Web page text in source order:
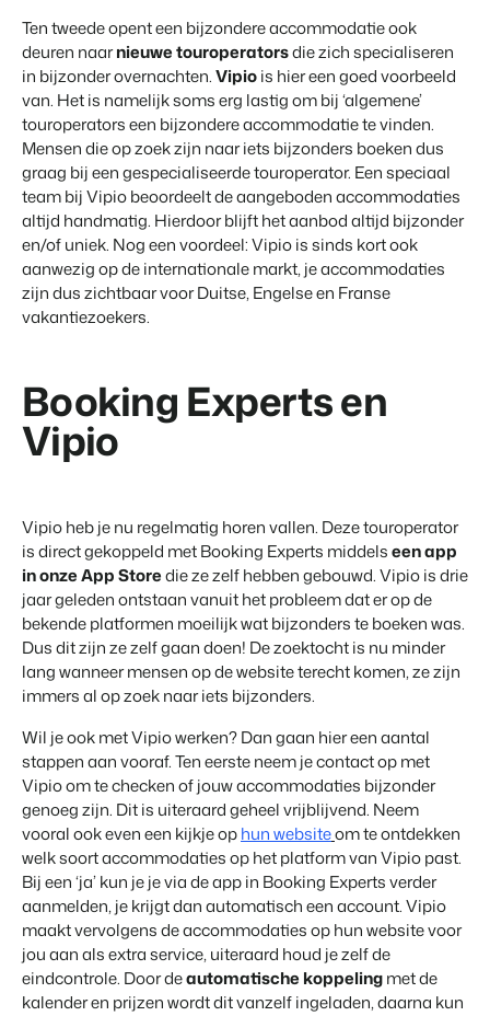
Ten tweede opent een bijzondere accommodatie ook
deuren naarnieuwe touroperatorsdie zich specialiseren
in bijzonder overnachten.Vipiois hier een goed voorbeeld
van. Het is namelijk soms erg lastig om bij ‘algemene’
touroperators een bijzondere accommodatie te vinden.
Mensen die op zoek zijn naar iets bijzonders boeken dus
graag bij een gespecialiseerde touroperator. Een speciaal
team bij Vipio beoordeelt de aangeboden accommodaties
altijd handmatig. Hierdoor blijft het aanbod altijd bijzonder
en/of uniek. Nog een voordeel: Vipio is sinds kort ook
aanwezig op de internationale markt, je accommodaties
zijn dus zichtbaar voor Duitse, Engelse en Franse
vakantiezoekers.
Booking Experts en
Vipio
Vipio heb je nu regelmatig horen vallen. Deze touroperator
is direct gekoppeld met Booking Experts middelseen app
in onze App Storedie ze zelf hebben gebouwd. Vipio is drie
jaar geleden ontstaan vanuit het probleem dat er op de
bekende platformen moeilijk wat bijzonders te boeken was.
Dus dit zijn ze zelf gaan doen! De zoektocht is nu minder
lang wanneer mensen op de website terecht komen, ze zijn
immers al op zoek naar iets bijzonders.
Wil je ook met Vipio werken? Dan gaan hier een aantal
stappen aan vooraf. Ten eerste neem je contact op met
Vipio om te checken of jouw accommodaties bijzonder
genoeg zijn. Dit is uiteraard geheel vrijblijvend. Neem
vooral ook even een kijkje ophun websiteom te ontdekken
welk soort accommodaties op het platform van Vipio past.
Bij een ‘ja’ kun je je via de app in Booking Experts verder
aanmelden, je krijgt dan automatisch een account. Vipio
maakt vervolgens de accommodaties op hun website voor
jou aan als extra service, uiteraard houd je zelf de
eindcontrole. Door deautomatische koppelingmet de
kalender en prijzen wordt dit vanzelf ingeladen, daarna kun